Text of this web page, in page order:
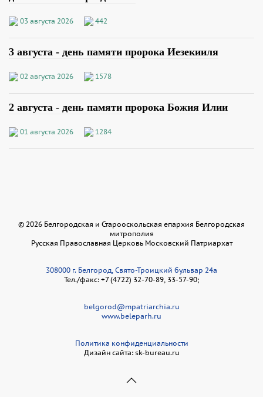
03 августа 2026 442
3 августа - день памяти пророка Иезекииля
02 августа 2026 1578
2 августа - день памяти пророка Божия Илии
01 августа 2026 1284
© 2026 Белгородская и Старооскольская епархия Белгородская
митрополия
Русская Православная Церковь Московский Патриархат
308000 г. Белгород, Свято-Троицкий бульвар 24а
Тел./факс: +7 (4722) 32-70-89, 33-57-90;
belgorod@mpatriarchia.ru
www.beleparh.ru
Политика конфиденциальности
Дизайн сайта: sk-bureau.ru